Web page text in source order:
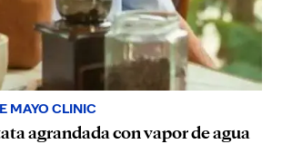
MAYO CLINIC
agrandada con vapor de agua